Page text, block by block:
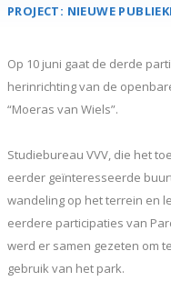
PROJECT: NIEUWE
Op 10 juni gaat de derde
herinrichting van de
“Moeras van Wiels”.
Studiebureau VVV, die het
eerder geïnteresseerde
wandeling op het terrein en
eerdere participaties van
werd er samen gezeten om
gebruik van het park.